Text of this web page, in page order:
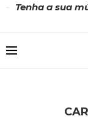
Tenha a sua